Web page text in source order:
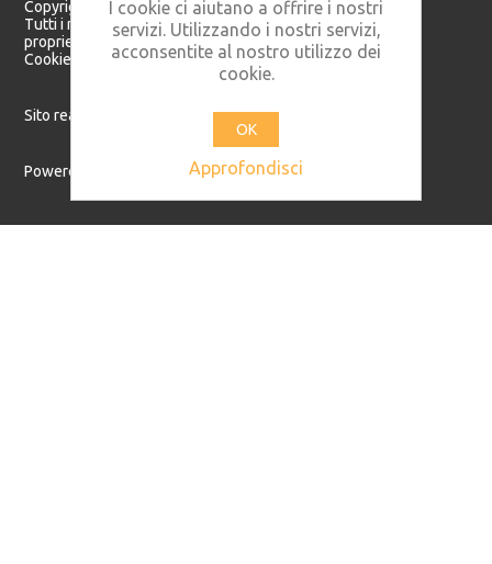
Copyright © 2026 Printt S.r.l. - P. IVA: 05982160821
Tutti i marchi citati in questo sito appartengono ai rispettivi
proprietari.
Cookie PolicyPrivacy Policy
Sito realizzato da
Powered by nopCommerce
I cookie ci aiutano a offrire i nostri
servizi. Utilizzando i nostri servizi,
acconsentite al nostro utilizzo dei
cookie.
OK
Approfondisci